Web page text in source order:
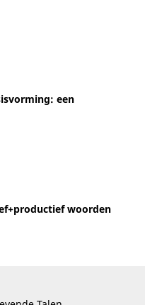
een
woorden